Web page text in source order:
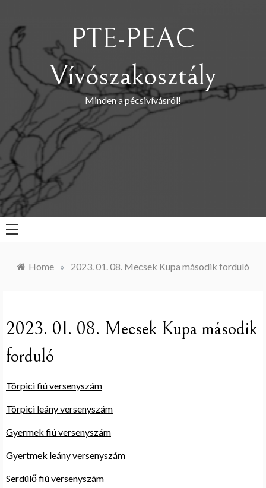
content
PTE-PEAC
Vívószakosztály
Minden a pécsivívásról!
Home » 2023. 01. 08. Mecsek Kupa második forduló
2023. 01. 08. Mecsek Kupa második
forduló
Törpici fiú versenyszám
Törpici leányversenyszám
Gyermek fiú versenyszám
Gyertmek leány versenyszám
Serdülő fiú versenyszám